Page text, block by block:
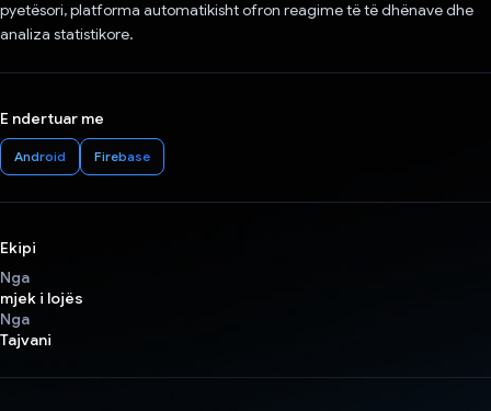
pyetësori, platforma automatikisht ofron reagime të të dhënave dhe
analiza statistikore.
E ndertuar me
Android Firebase
Ekipi
Nga
mjek i lojës
Nga
Tajvani